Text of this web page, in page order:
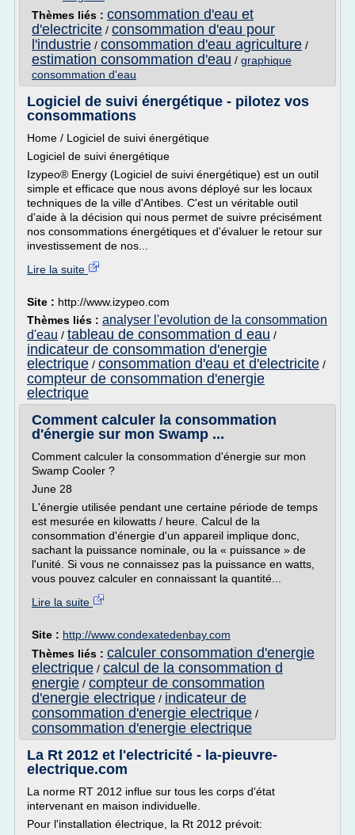
Thèmes liés : consommation d'eau et
d'electricite / consommation d'eau pour
l'industrie / consommation d'eau agriculture /
estimation consommation d'eau / graphique
consommation d'eau
Logiciel de suivi énergétique - pilotez vos
consommations
Home / Logiciel de suivi énergétique
Logiciel de suivi énergétique
Izypeo® Energy (Logiciel de suivi énergétique) est un outil
simple et efficace que nous avons déployé sur les locaux
techniques de la ville d'Antibes. C'est un véritable outil
d'aide à la décision qui nous permet de suivre précisément
nos consommations énergétiques et d'évaluer le retour sur
investissement de nos...
Lire la suite
Site : http://www.izypeo.com
Thèmes liés : analyser l'evolution de la consommation
d'eau / tableau de consommation d eau /
indicateur de consommation d'energie
electrique / consommation d'eau et d'electricite /
compteur de consommation d'energie
electrique
Comment calculer la consommation
d'énergie sur mon Swamp ...
Comment calculer la consommation d'énergie sur mon
Swamp Cooler ?
June 28
L'énergie utilisée pendant une certaine période de temps
est mesurée en kilowatts / heure. Calcul de la
consommation d'énergie d'un appareil implique donc,
sachant la puissance nominale, ou la « puissance » de
l'unité. Si vous ne connaissez pas la puissance en watts,
vous pouvez calculer en connaissant la quantité...
Lire la suite
Site : http://www.condexatedenbay.com
Thèmes liés : calculer consommation d'energie
electrique / calcul de la consommation d
energie / compteur de consommation
d'energie electrique / indicateur de
consommation d'energie electrique /
consommation d'energie electrique
La Rt 2012 et l'electricité - la-pieuvre-
electrique.com
La norme RT 2012 influe sur tous les corps d'état
intervenant en maison individuelle.
Pour l'installation électrique, la Rt 2012 prévoit: